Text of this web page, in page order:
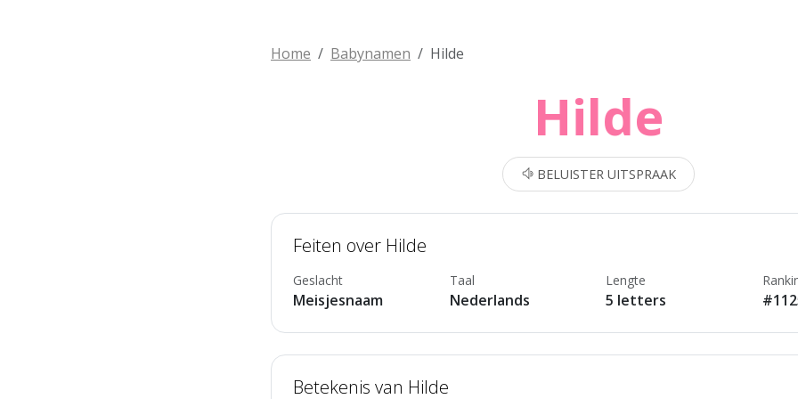
Home Babynamen Hilde
Hilde
BELUISTER UITSPRAAK
Feiten over Hilde
Geslacht
Meisjesnaam
Taal
Nederlands
Lengte
5 letters
Betekenis van Hilde